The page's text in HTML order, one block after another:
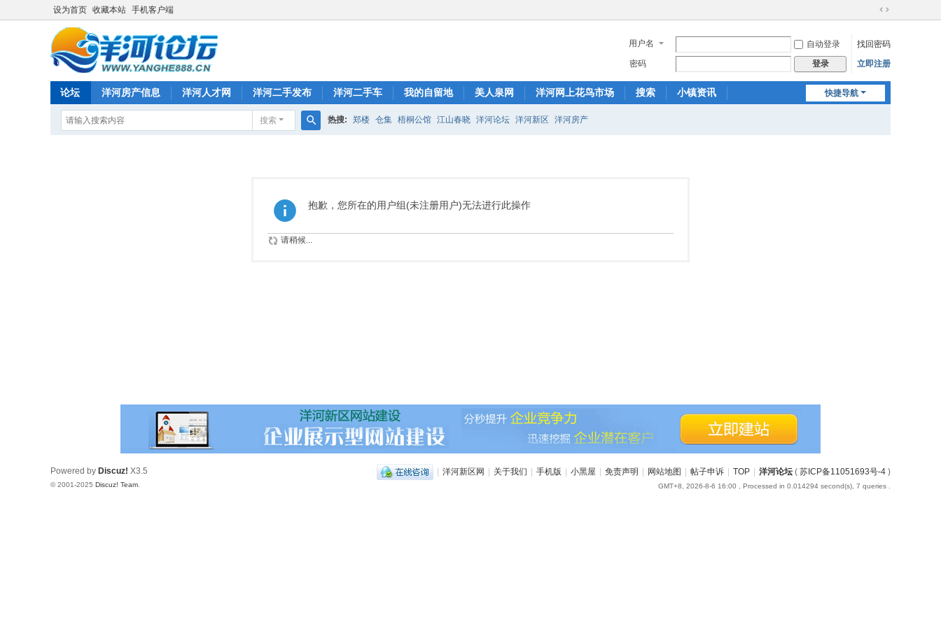
设为首页 收藏本站 手机客户端
切
到
宽
用户名 自动登录
找回密码
密码
登录 立即注册
快捷导航
论坛 洋河房产信息 洋河人才网 洋河二手发布 洋河二手车 我的自留地 美人泉网 洋河网上花鸟市场 搜索 小镇资讯
搜索 热搜: 郑楼 仓集 梧桐公馆 江山春晓 洋河论坛 洋河新区 洋河房产
抱歉，您所在的用户组(未注册用户)无法进行此操作
请稍候...
| 洋河新区网 | 关于我们 | 手机版 | 小黑屋 | 免责声明 | 网站地图 | 帖子申诉 | TOP | 洋河论坛 ( 苏ICP备11051693号-4 )
GMT+8, 2026-8-6 16:00 , Processed in 0.014294 second(s), 7 queries .
Powered by Discuz! X3.5
© 2001-2025 Discuz! Team